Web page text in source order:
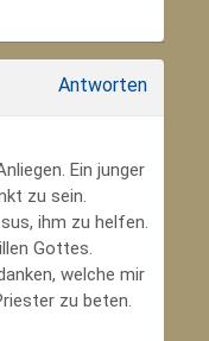
Antworten
Ein junger
zu sein.
ihm zu helfen.
Gottes.
welche mir
zu beten.